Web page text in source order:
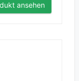
ansehen